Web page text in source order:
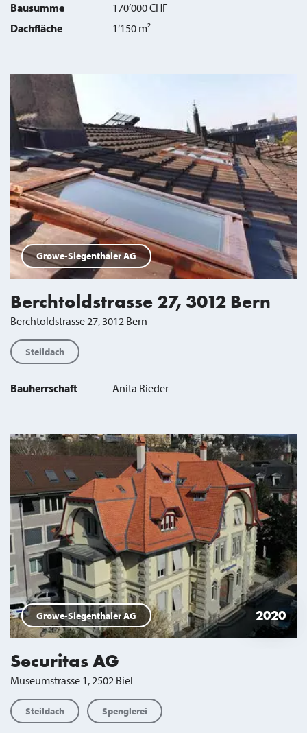
Bausumme
170’000 CHF
Dachfläche
1‘150 m²
Growe-Siegenthaler AG
Berchtoldstrasse 27, 3012 Bern
Berchtoldstrasse 27, 3012 Bern
Steildach
Bauherrschaft Anita Rieder
Growe-Siegenthaler AG 2020
Securitas AG
Museumstrasse 1, 2502 Biel
Steildach Spenglerei